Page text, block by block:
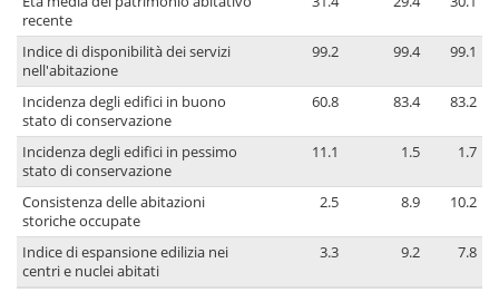
recente
Indice di disponibilità dei servizi
nell'abitazione
99.2 99.4 99.1
Incidenza degli edifici in buono
stato di conservazione
60.8 83.4 83.2
Incidenza degli edifici in pessimo
stato di conservazione
11.1 1.5 1.7
Consistenza delle abitazioni
storiche occupate
2.5 8.9 10.2
Indice di espansione edilizia nei
centri e nuclei abitati
3.3 9.2 7.8